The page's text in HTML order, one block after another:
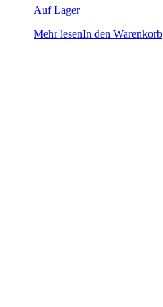
Auf Lager
Mehr lesenIn den Warenkorb